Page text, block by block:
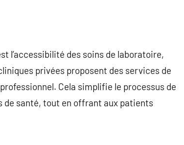
l’accessibilité des soins de laboratoire,
privées proposent des services de
Cela simplifie le processus de
de santé, tout en offrant aux patients